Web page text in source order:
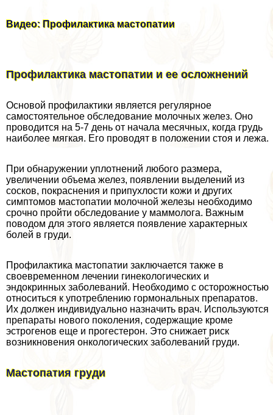
Видео: Профилактика мастопатии
Профилактика мастопатии и ее осложнений
Основой профилактики является регулярное
самостоятельное обследование молочных желез. Оно
проводится на 5-7 день от начала мecячных, когда гpyдь
наиболее мягкая. Его проводят в положении стоя и лежа.
При обнаружении уплотнений любого размера,
увеличении объема желез, появлении выделений из
сосков, покраснения и припухлости кожи и других
симптомов мастопатии молочной железы необходимо
срочно пройти обследование у маммолога. Важным
поводом для этого является появление хаpaктерных
болей в гpyди.
Профилактика мастопатии заключается также в
своевременном лечении гинекологических и
эндокринных заболеваний. Необходимо с осторожностью
относиться к употрeблению гормональных препаратов.
Их должен индивидуально назначить врач. Используются
препараты нового поколения, содержащие кроме
эстрогенов еще и прогестерон. Это снижает риск
возникновения oнкoлoгических заболеваний гpyди.
Мастопатия гpyди